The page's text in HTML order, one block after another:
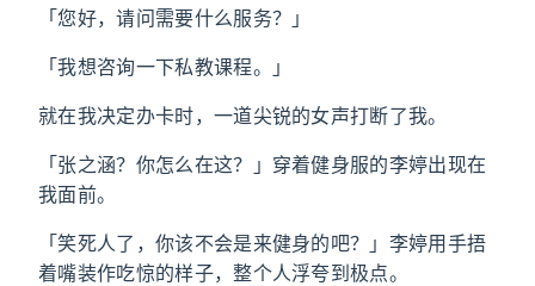
「您好，请问需要什么服务？」
「我想咨询一下私教课程。」
就在我决定办卡时，一道尖锐的女声打断了我。
「张之涵？你怎么在这？」穿着健身服的李婷出现在
我面前。
「笑死人了，你该不会是来健身的吧？」李婷用手捂
着嘴装作吃惊的样子，整个人浮夸到极点。